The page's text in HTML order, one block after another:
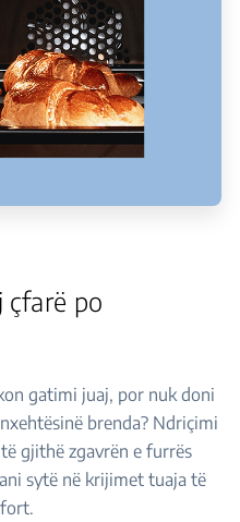
çfarë po
gatimi juaj, por nuk doni
brenda? Ndriçimi
gjithë zgavrën e furrës
sytë në krijimet tuaja të